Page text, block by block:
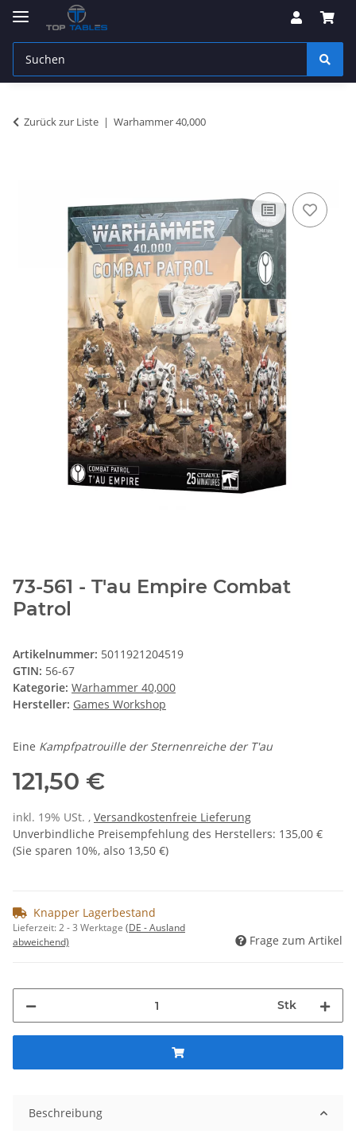
Zurück zur Liste Warhammer 40,000
73-561 - T'au Empire Combat
Patrol
Artikelnummer: 5011921204519
GTIN: 56-67
Kategorie: Warhammer 40,000
Hersteller: Games Workshop
Eine Kampfpatrouille der Sternenreiche der T'au
121,50 €
inkl. 19% USt. , Versandkostenfreie Lieferung
Unverbindliche Preisempfehlung des Herstellers: 135,00 €
(Sie sparen 10%, also 13,50 €)
Knapper Lagerbestand
Lieferzeit:2 - 3 Werktage (DE - Ausland
abweichend)
Frage zum Artikel
Stk
Beschreibung